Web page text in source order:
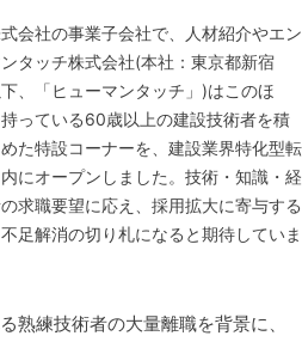
会社の事業子会社で、人材紹介やエン
タッチ株式会社(本社：東京都新宿
、「ヒューマンタッチ」)はこのほ
っている60歳以上の建設技術者を積
た特設コーナーを、建設業界特化型転
にオープンしました。技術・知識・経
求職要望に応え、採用拡大に寄与する
足解消の切り札になると期待していま
熟練技術者の大量離職を背景に、